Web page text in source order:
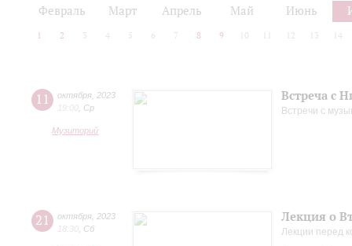
Февраль Март Апрель Май Июнь
1 2 3 4 5 6 7 8 9 10 12 13 14
11 октября 2023
19:00 Ср
Музиторий
Встреча с
Встречи с
21 октября 2023
18:30 Сб
Лекция о
Лекции перед